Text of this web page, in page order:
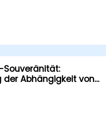
der Abhängigkeit von